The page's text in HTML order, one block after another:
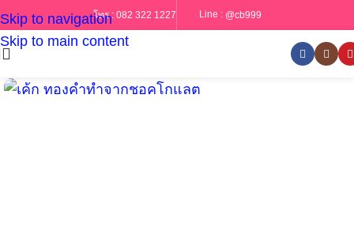
Skip to navigation
Skip to main content
โทร : 082 322 1227 Line : @cb999